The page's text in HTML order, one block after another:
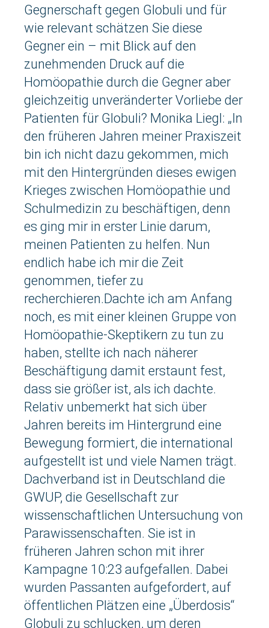
Gegnerschaft gegen Globuli und für
wie relevant schätzen Sie diese
Gegner ein – mit Blick auf den
zunehmenden Druck auf die
Homöopathie durch die Gegner aber
gleichzeitig unveränderter Vorliebe der
Patienten für Globuli? Monika Liegl: „In
den früheren Jahren meiner Praxiszeit
bin ich nicht dazu gekommen, mich
mit den Hintergründen dieses ewigen
Krieges zwischen Homöopathie und
Schulmedizin zu beschäftigen, denn
es ging mir in erster Linie darum,
meinen Patienten zu helfen. Nun
endlich habe ich mir die Zeit
genommen, tiefer zu
recherchieren.Dachte ich am Anfang
noch, es mit einer kleinen Gruppe von
Homöopathie-Skeptikern zu tun zu
haben, stellte ich nach näherer
Beschäftigung damit erstaunt fest,
dass sie größer ist, als ich dachte.
Relativ unbemerkt hat sich über
Jahren bereits im Hintergrund eine
Bewegung formiert, die international
aufgestellt ist und viele Namen trägt.
Dachverband ist in Deutschland die
GWUP, die Gesellschaft zur
wissenschaftlichen Untersuchung von
Parawissenschaften. Sie ist in
früheren Jahren schon mit ihrer
Kampagne 10:23 aufgefallen. Dabei
wurden Passanten aufgefordert, auf
öffentlichen Plätzen eine „Überdosis“
Globuli zu schlucken, um deren